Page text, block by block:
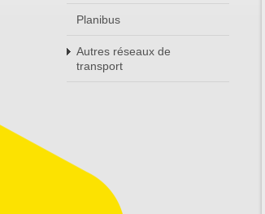
Planibus
Autres réseaux de
transport